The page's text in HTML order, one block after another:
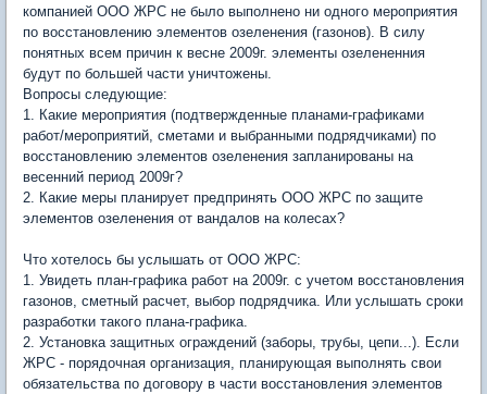
компанией ООО ЖРС не было выполнено ни одного мероприятия
по восстановлению элементов озеленения (газонов). В силу
понятных всем причин к весне 2009г. элементы озелененния
будут по большей части уничтожены.
Вопросы следующие:
1. Какие мероприятия (подтвержденные планами-графиками
работ/мероприятий, сметами и выбранными подрядчиками) по
восстановлению элементов озеленения запланированы на
весенний период 2009г?
2. Какие меры планирует предпринять ООО ЖРС по защите
элементов озеленения от вандалов на колесах?
Что хотелось бы услышать от ООО ЖРС:
1. Увидеть план-графика работ на 2009г. с учетом восстановления
газонов, сметный расчет, выбор подрядчика. Или услышать сроки
разработки такого плана-графика.
2. Установка защитных ограждений (заборы, трубы, цепи...). Если
ЖРС - порядочная организация, планирующая выполнять свои
обязательства по договору в части восстановления элементов